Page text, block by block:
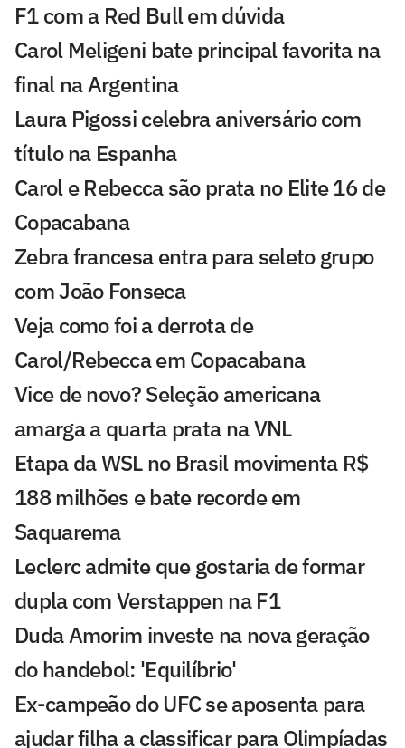
F1 com a Red Bull em dúvida
Carol Meligeni bate principal favorita na
final na Argentina
Laura Pigossi celebra aniversário com
título na Espanha
Carol e Rebecca são prata no Elite 16 de
Copacabana
Zebra francesa entra para seleto grupo
com João Fonseca
Veja como foi a derrota de
Carol/Rebecca em Copacabana
Vice de novo? Seleção americana
amarga a quarta prata na VNL
Etapa da WSL no Brasil movimenta R$
188 milhões e bate recorde em
Saquarema
Leclerc admite que gostaria de formar
dupla com Verstappen na F1
Duda Amorim investe na nova geração
do handebol: 'Equilíbrio'
Ex-campeão do UFC se aposenta para
ajudar filha a classificar para Olimpíadas